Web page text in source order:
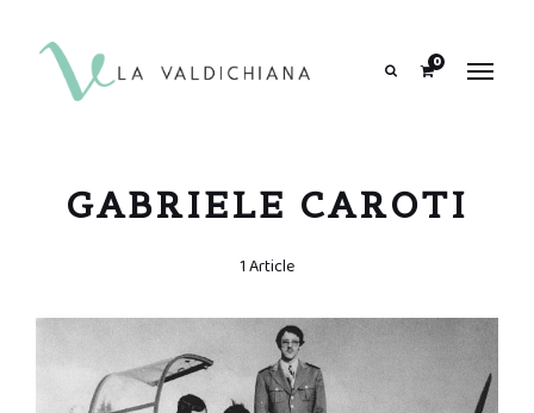
0
GABRIELE CAROTI
1 Article